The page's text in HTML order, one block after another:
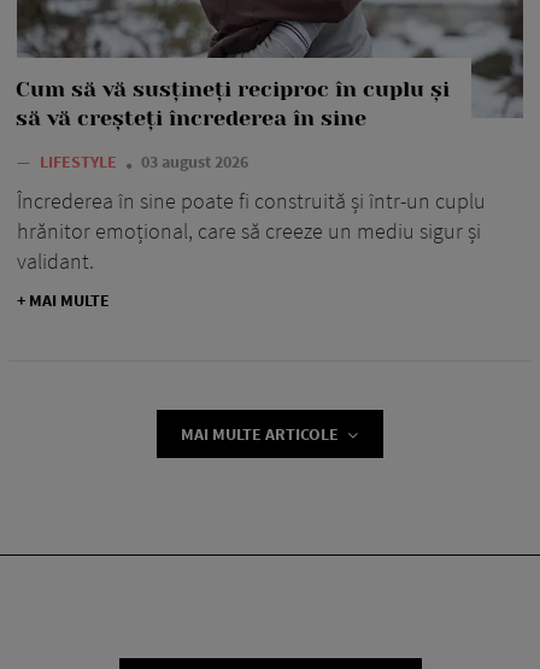
Cum să vă susțineți reciproc în cuplu și
să vă creșteți încrederea în sine
— LIFESTYLE 03 august 2026
Încrederea în sine poate fi construită și într-un cuplu
hrănitor emoțional, care să creeze un mediu sigur și
validant.
+ MAI MULTE
MAI MULTE ARTICOLE